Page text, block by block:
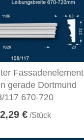
Fassadenelement
gerade Dortmund
117 670-720
€ /Stück